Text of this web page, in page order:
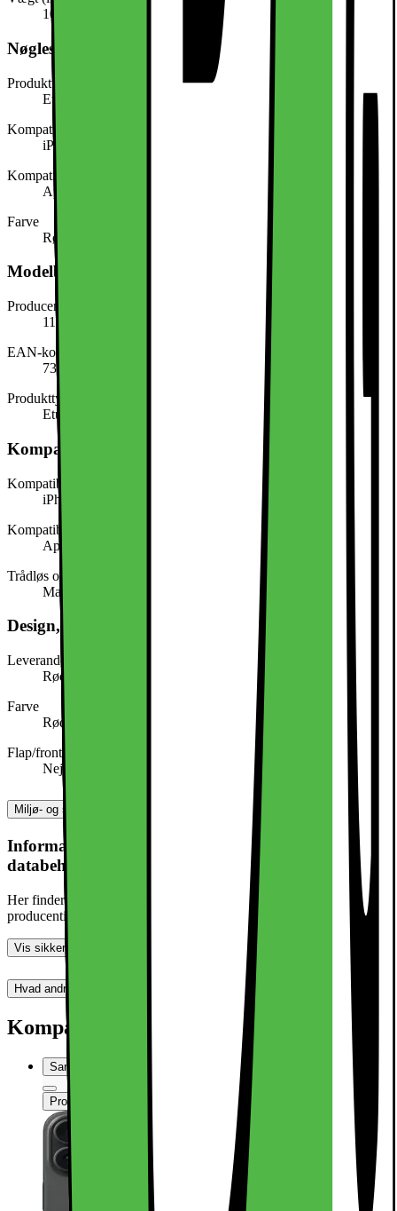
100,0 g
Nøglespecifikation
Produkttype
Etui til mobiltelefon
Kompatibel med (model/serie)
iPhone 16
Kompatibel med (mærke)
Apple
Farve
Rød
Modelbeskrivelse
Producentens varenummer
118146119
EAN-kode
7340225426784
Produkttype
Etui til mobiltelefon
Kompatibilitet
Kompatibel med (model/serie)
iPhone 16
Kompatibel med (mærke)
Apple
Trådløs opladningsteknologi
MagSafe-kompatibel
Design, form og placering
Leverandørens farve
Rød
Farve
Rød
Flap/frontcover
Nej
Miljø- og sikkerhedsoplysninger
Information om produktsikkerhed og
databehandling
Her finder du information om generel produktsikkerhed og
producentinformation
Vis sikkerhedsoplysninger
Hvad andre synes (0) Dette produkt er endnu ikke blevet bedømt. 0
Kompatibel med
Sammenlign
Produktdatablad